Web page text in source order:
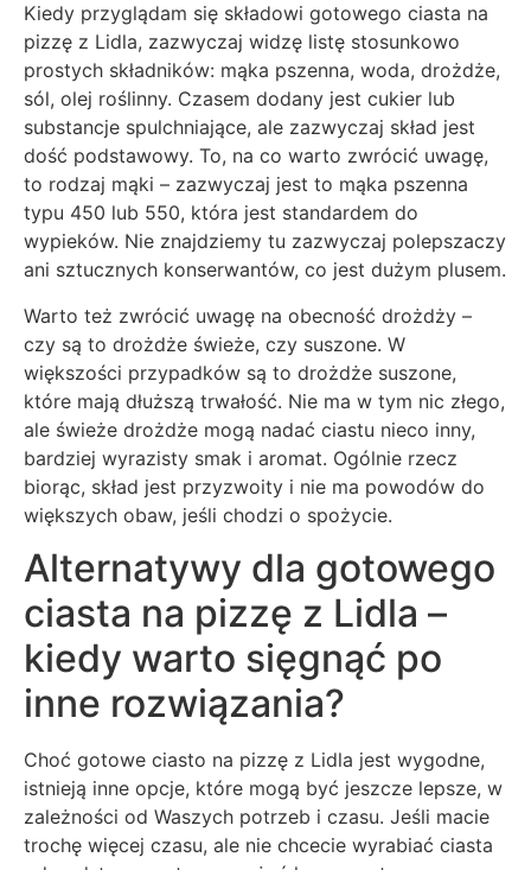
Kiedy przyglądam się składowi gotowego ciasta na
pizzę z Lidla, zazwyczaj widzę listę stosunkowo
prostych składników: mąka pszenna, woda, drożdże,
sól, olej roślinny. Czasem dodany jest cukier lub
substancje spulchniające, ale zazwyczaj skład jest
dość podstawowy. To, na co warto zwrócić uwagę,
to rodzaj mąki – zazwyczaj jest to mąka pszenna
typu 450 lub 550, która jest standardem do
wypieków. Nie znajdziemy tu zazwyczaj polepszaczy
ani sztucznych konserwantów, co jest dużym plusem.
Warto też zwrócić uwagę na obecność drożdży –
czy są to drożdże świeże, czy suszone. W
większości przypadków są to drożdże suszone,
które mają dłuższą trwałość. Nie ma w tym nic złego,
ale świeże drożdże mogą nadać ciastu nieco inny,
bardziej wyrazisty smak i aromat. Ogólnie rzecz
biorąc, skład jest przyzwoity i nie ma powodów do
większych obaw, jeśli chodzi o spożycie.
Alternatywy dla gotowego
ciasta na pizzę z Lidla –
kiedy warto sięgnąć po
inne rozwiązania?
Choć gotowe ciasto na pizzę z Lidla jest wygodne,
istnieją inne opcje, które mogą być jeszcze lepsze, w
zależności od Waszych potrzeb i czasu. Jeśli macie
trochę więcej czasu, ale nie chcecie wyrabiać ciasta